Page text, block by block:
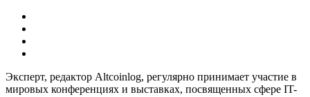
Эксперт, редактор Altcoinlog, регулярно принимает участие в
мировых конференциях и выставках, посвященных сфере IT-